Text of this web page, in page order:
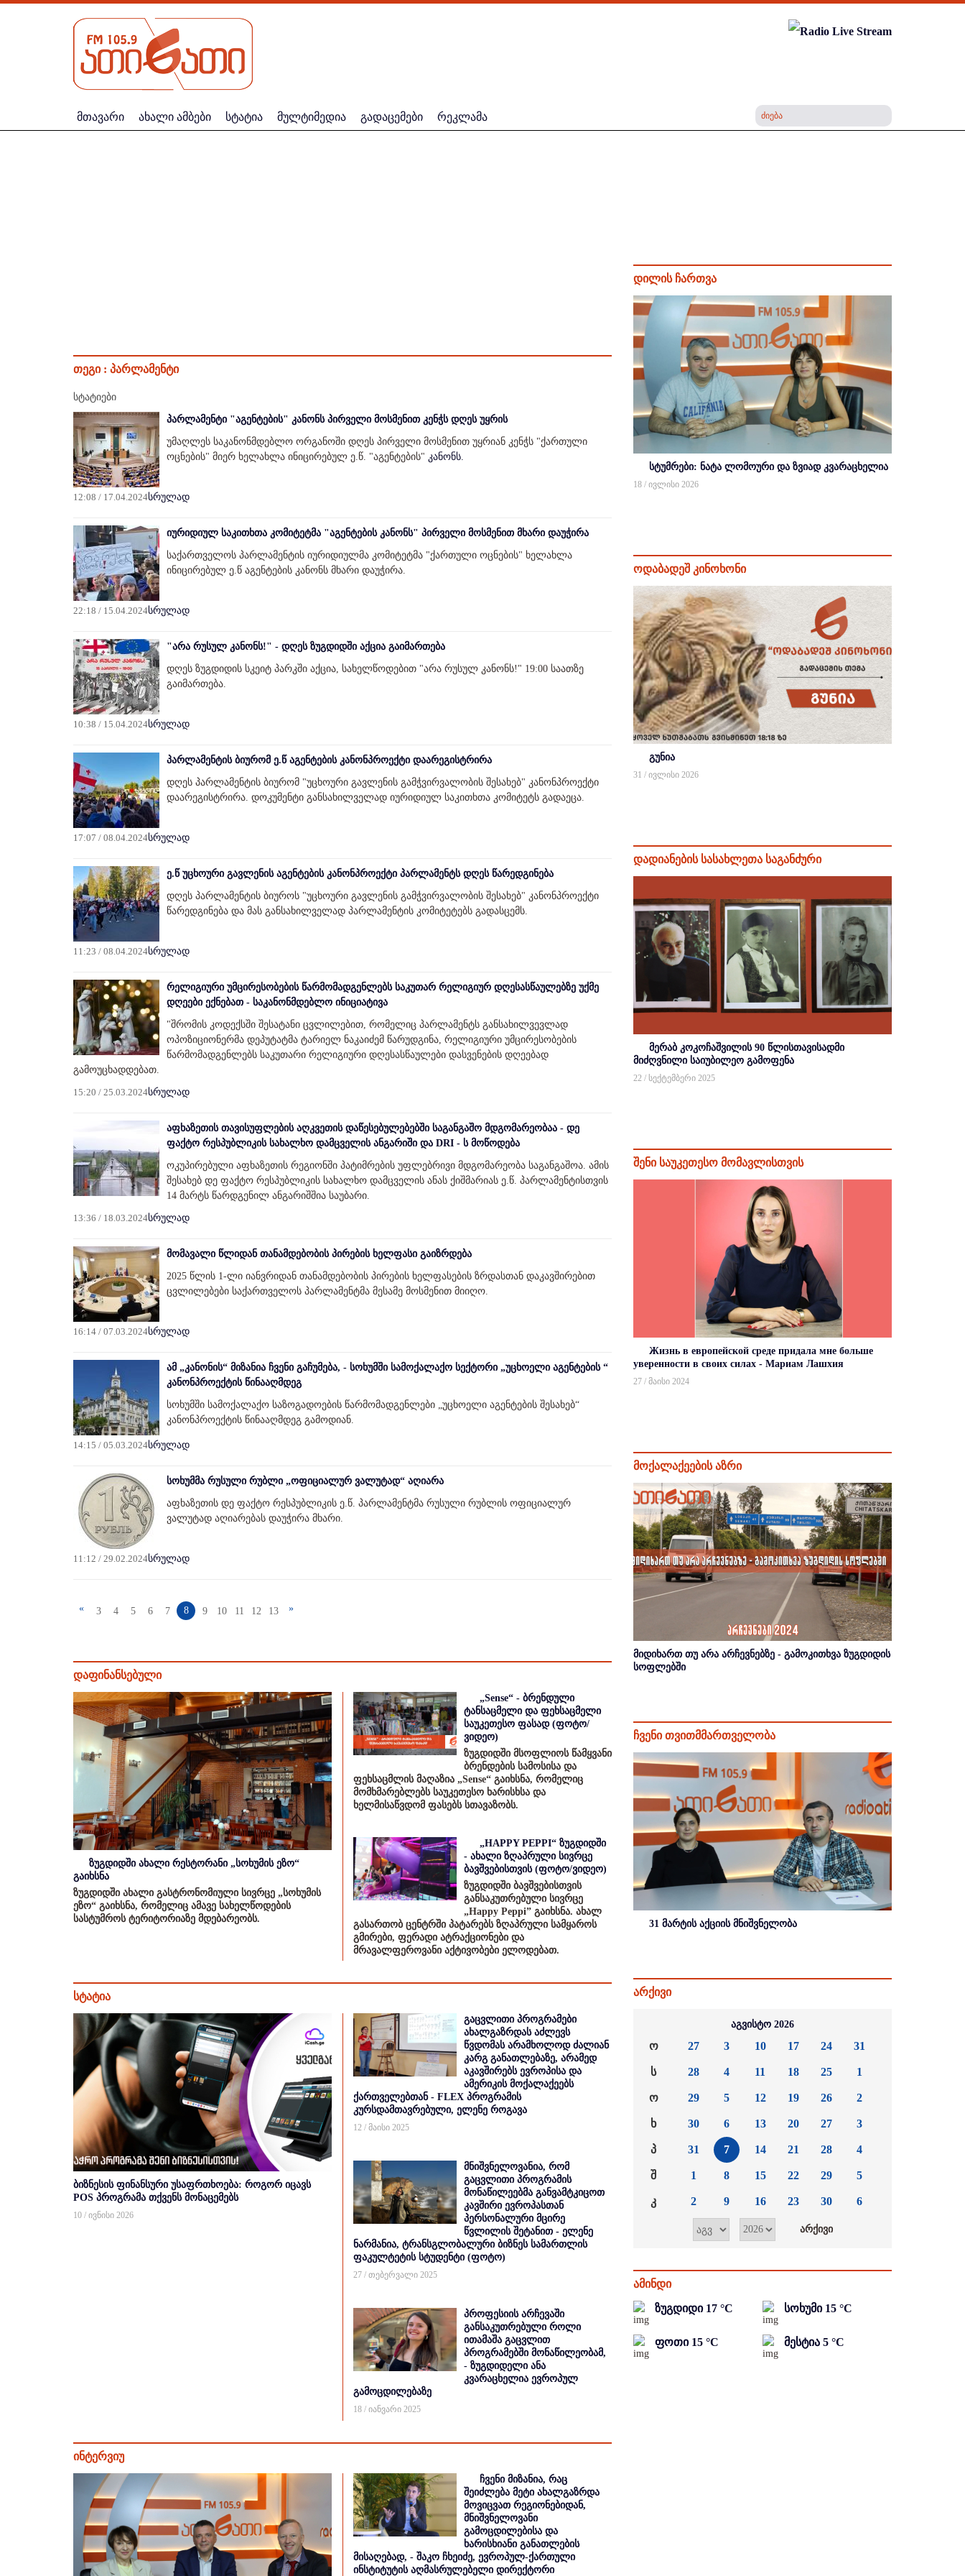
მთავარი ახალი ამბები სტატია მულტიმედია გადაცემები რეკლამა
თეგი : პარლამენტი
სტატიები
პარლამენტი "აგენტების" კანონს პირველი მოსმენით კენჭს დღეს უყრის
უმაღლეს საკანონმდებლო ორგანოში დღეს პირველი მოსმენით უყრიან კენჭს "ქართული
ოცნების" მიერ ხელახლა ინიცირებულ ე.წ. "აგენტების" კანონს.
12:08 / 17.04.2024სრულად
იურიდიულ საკითხთა კომიტეტმა "აგენტების კანონს" პირველი მოსმენით მხარი დაუჭირა
საქართველოს პარლამენტის იურიდიულმა კომიტეტმა "ქართული ოცნების" ხელახლა
ინიცირებულ ე.წ აგენტების კანონს მხარი დაუჭირა.
22:18 / 15.04.2024სრულად
"არა რუსულ კანონს!" - დღეს ზუგდიდში აქცია გაიმართება
დღეს ზუგდიდის სკეიტ პარკში აქცია, სახელწოდებით "არა რუსულ კანონს!" 19:00 საათზე
გაიმართება.
10:38 / 15.04.2024სრულად
პარლამენტის ბიურომ ე.წ აგენტების კანონპროექტი დაარეგისტრირა
დღეს პარლამენტის ბიურომ "უცხოური გავლენის გამჭვირვალობის შესახებ" კანონპროექტი
დაარეგისტრირა. დოკუმენტი განსახილველად იურიდიულ საკითხთა კომიტეტს გადაეცა.
17:07 / 08.04.2024სრულად
ე.წ უცხოური გავლენის აგენტების კანონპროექტი პარლამენტს დღეს წარედგინება
დღეს პარლამენტის ბიუროს "უცხოური გავლენის გამჭვირვალობის შესახებ" კანონპროექტი
წარედგინება და მას განსახილველად პარლამენტის კომიტეტებს გადასცემს.
11:23 / 08.04.2024სრულად
რელიგიური უმცირესობების წარმომადგენლებს საკუთარ რელიგიურ დღესასწაულებზე უქმე
დღეები ექნებათ - საკანონმდებლო ინიციატივა
"შრომის კოდექსში შესატანი ცვლილებით, რომელიც პარლამენტს განსახილვევლად
ოპოზიციონერმა დეპუტატმა ტარიელ ნაკაიძემ წარუდგინა, რელიგიური უმცირესობების
წარმომადგენლებს საკუთარი რელიგიური დღესასწაულები დასვენების დღეებად
გამოუცხადდებათ.
15:20 / 25.03.2024სრულად
აფხაზეთის თავისუფლების აღკვეთის დაწესებულებებში საგანგაშო მდგომარეობაა - დე
ფაქტო რესპუბლიკის სახალხო დამცველის ანგარიში და DRI - ს მოწოდება
ოკუპირებული აფხაზეთის რეგიონში პატიმრების უფლებრივი მდგომარეობა საგანგაშოა. ამის
შესახებ დე ფაქტო რესპუბლიკის სახალხო დამცველის ანას ქიშმარიას ე.წ. პარლამენტისთვის
14 მარტს წარდგენილ ანგარიშშია საუბარი.
13:36 / 18.03.2024სრულად
მომავალი წლიდან თანამდებობის პირების ხელფასი გაიზრდება
2025 წლის 1-ლი იანვრიდან თანამდებობის პირების ხელფასების ზრდასთან დაკავშირებით
ცვლილებები საქართველოს პარლამენტმა მესამე მოსმენით მიიღო.
16:14 / 07.03.2024სრულად
ამ „კანონის“ მიზანია ჩვენი გაჩუმება, - სოხუმში სამოქალაქო სექტორი „უცხოელი აგენტების “
კანონპროექტის წინააღმდეგ
სოხუმში სამოქალაქო საზოგადოების წარმომადგენლები „უცხოელი აგენტების შესახებ“
კანონპროექტის წინააღმდეგ გამოდიან.
14:15 / 05.03.2024სრულად
სოხუმმა რუსული რუბლი „ოფიციალურ ვალუტად“ აღიარა
აფხაზეთის დე ფაქტო რესპუბლიკის ე.წ. პარლამენტმა რუსული რუბლის ოფიციალურ
ვალუტად აღიარებას დაუჭირა მხარი.
11:12 / 29.02.2024სრულად
« 3 4 5 6 7 8 9 10 11 12 13 »
დაფინანსებული
ზუგდიდში ახალი რესტორანი „სოხუმის ეზო“
გაიხსნა
ზუგდიდში ახალი გასტრონომიული სივრცე „სოხუმის
ეზო“ გაიხსნა, რომელიც ამავე სახელწოდების
სასტუმროს ტერიტორიაზე მდებარეობს.
„Sense“ - ბრენდული
ტანსაცმელი და ფეხსაცმელი
საუკეთესო ფასად (ფოტო/
ვიდეო)
ზუგდიდში მსოფლიოს წამყვანი
ბრენდების სამოსისა და
ფეხსაცმლის მაღაზია „Sense“ გაიხსნა, რომელიც
მომხმარებლებს საუკეთესო ხარისხსა და
ხელმისაწვდომ ფასებს სთავაზობს.
„HAPPY PEPPI“ ზუგდიდში
- ახალი ზღაპრული სივრცე
ბავშვებისთვის (ფოტო/ვიდეო)
ზუგდიდში ბავშვებისთვის
განსაკუთრებული სივრცე
„Happy Peppi” გაიხსნა. ახალ
გასართობ ცენტრში პატარებს ზღაპრული სამყაროს
გმირები, ფერადი ატრაქციონები და
მრავალფეროვანი აქტივობები ელოდებათ.
სტატია
ბიზნესის ფინანსური უსაფრთხოება: როგორ იცავს
POS პროგრამა თქვენს მონაცემებს
10 / ივნისი 2026
გაცვლითი პროგრამები
ახალგაზრდას აძლევს
წვდომას არამხოლოდ ძალიან
კარგ განათლებაზე, არამედ
აკავშირებს ევროპისა და
ამერიკის მოქალაქეებს
ქართველებთან - FLEX პროგრამის
კურსდამთავრებული, ელენე როგავა
12 / მაისი 2025
მნიშვნელოვანია, რომ
გაცვლითი პროგრამის
მონაწილეებმა განვამტკიცოთ
კავშირი ევროპასთან
პერსონალური მცირე
წვლილის შეტანით - ელენე
ნარმანია, ტრანსგლობალური ბიზნეს სამართლის
ფაკულტეტის სტუდენტი (ფოტო)
27 / თებერვალი 2025
პროფესიის არჩევაში
განსაკუთრებული როლი
ითამაშა გაცვლით
პროგრამებში მონაწილეობამ,
- ზუგდიდელი ანა
კვარაცხელია ევროპულ
გამოცდილებაზე
18 / იანვარი 2025
ინტერვიუ
ჩვენი მიზანია, რაც
შეიძლება მეტი ახალგაზრდა
მოვიცვათ რეგიონებიდან,
მნიშვნელოვანი
გამოცდილებისა და
ხარისხიანი განათლების
მისაღებად, - შაკო ჩხეიძე, ევროპულ-ქართული
ინსტიტუტის აღმასრულებელი დირექტორი
დილის ჩართვა
სტუმრები: ნატა ლომოური და ზვიად კვარაცხელია
18 / ივლისი 2026
ოდაბადეშ კინოხონი
გუნია
31 / ივლისი 2026
დადიანების სასახლეთა საგანძური
მერაბ კოკოჩაშვილის 90 წლისთავისადმი
მიძღვნილი საიუბილეო გამოფენა
22 / სექტემბერი 2025
შენი საუკეთესო მომავლისთვის
Жизнь в европейской среде придала мне больше
уверенности в своих силах - Мариам Лашхия
27 / მაისი 2024
მოქალაქეების აზრი
მიდიხართ თუ არა არჩევნებზე - გამოკითხვა ზუგდიდის
სოფლებში
ჩვენი თვითმმართველობა
31 მარტის აქციის მნიშვნელობა
არქივი
აგვისტო 2026
ო
ს
ო
ხ
პ
შ
კ
27
28
29
30
31
1
2
3
4
5
6
7
8
9
10
11
12
13
14
15
16
17
18
19
20
21
22
23
24
25
26
27
28
29
30
31
1
2
3
4
5
6
ამინდი
ზუგდიდი 17 °C სოხუმი 15 °C
ფოთი 15 °C მესტია 5 °C